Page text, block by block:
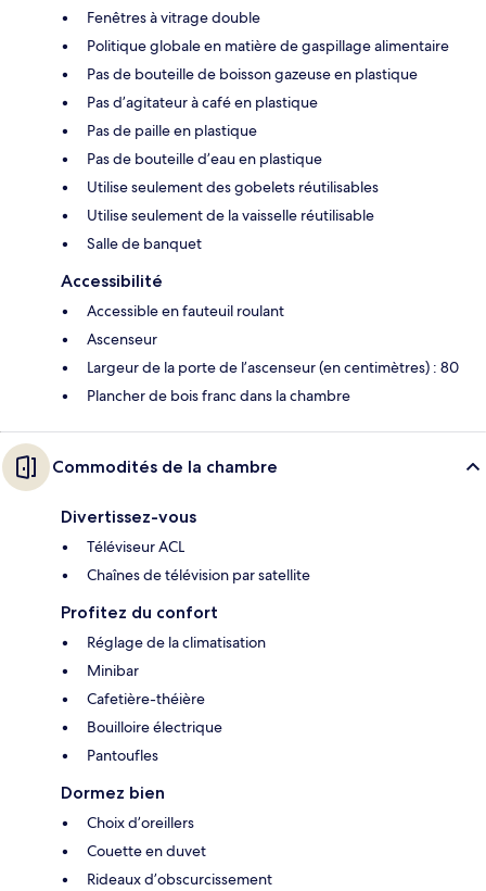
Fenêtres à vitrage double
Politique globale en matière de gaspillage alimentaire
Pas de bouteille de boisson gazeuse en plastique
Pas d’agitateur à café en plastique
Pas de paille en plastique
Pas de bouteille d’eau en plastique
Utilise seulement des gobelets réutilisables
Utilise seulement de la vaisselle réutilisable
Salle de banquet
Accessibilité
Accessible en fauteuil roulant
Ascenseur
Largeur de la porte de l’ascenseur (en centimètres) : 80
Plancher de bois franc dans la chambre
Commodités de la chambre
Divertissez-vous
Téléviseur ACL
Chaînes de télévision par satellite
Profitez du confort
Réglage de la climatisation
Minibar
Cafetière-théière
Bouilloire électrique
Pantoufles
Dormez bien
Choix d’oreillers
Couette en duvet
Rideaux d’obscurcissement